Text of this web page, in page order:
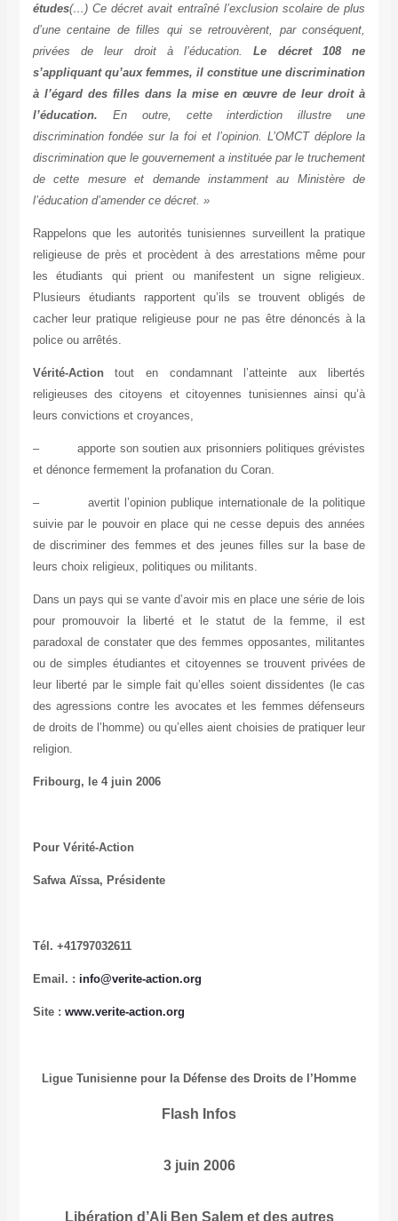
études(…) Ce décret avait entraîné l’exclusion scolaire de plus
d’une centaine de filles qui se retrouvèrent, par conséquent,
privées de leur droit à l’éducation.Le décret 108 ne
s’appliquant qu’aux femmes, il constitue une discrimination
à l’égard des filles dans la mise en œuvre de leur droit à
l’éducation. En outre, cette interdiction illustre une
discrimination fondée sur la foi et l’opinion. L’OMCT déplore la
discrimination que le gouvernement a instituée par le truchement
de cette mesure et demande instamment au Ministère de
l’éducation d’amender ce décret. »
Rappelons que les autorités tunisiennes surveillent la pratique
religieuse de près et procèdent à des arrestations même pour
les étudiants qui prient ou manifestent un signe religieux.
Plusieurs étudiants rapportent qu’ils se trouvent obligés de
cacher leur pratique religieuse pour ne pas être dénoncés à la
police ou arrêtés.
Vérité-Action tout en condamnant l’atteinte aux libertés
religieuses des citoyens et citoyennes tunisiennes ainsi qu’à
leurs convictions et croyances,
–
apporte son soutien aux prisonniers politiques grévistes
et dénonce fermement la profanation du Coran.
–
avertit l’opinion publique internationale de la politique
suivie par le pouvoir en place qui ne cesse depuis des années
de discriminer des femmes et des jeunes filles sur la base de
leurs choix religieux, politiques ou militants.
Dans un pays qui se vante d’avoir mis en place une série de lois
pour promouvoir la liberté et le statut de la femme, il est
paradoxal de constater que des femmes opposantes, militantes
ou de simples étudiantes et citoyennes se trouvent privées de
leur liberté par le simple fait qu’elles soient dissidentes (le cas
des agressions contre les avocates et les femmes défenseurs
de droits de l’homme) ou qu’elles aient choisies de pratiquer leur
religion.
Fribourg, le 4 juin 2006
Pour Vérité-Action
Safwa Aïssa, Présidente
Tél. +41797032611
Email. : info@verite-action.org
Site : www.verite-action.org
Ligue Tunisienne pour la Défense des Droits de l’Homme
Flash Infos
3 juin 2006
Libération d’Ali Ben Salem et des autres